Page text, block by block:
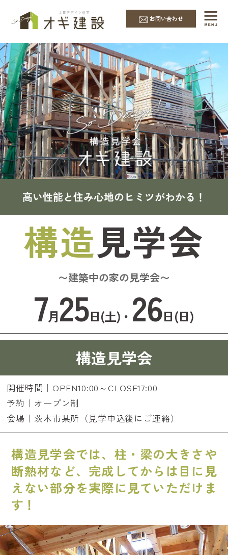
お問い合わせ
高い性能と住み心地のヒミツがわかる！
構造見学会
〜建築中の家の見学会〜
7月25日(土)・ 26日(日)
構造見学会
開催時間｜OPEN10:00～CLOSE17:00
予約｜オープン制
会場｜茨木市某所（見学申込後にご連絡）
構造見学会では、柱・梁の大きさや
断熱材など、完成してからは目に見
えない部分を実際に見ていただけま
す！